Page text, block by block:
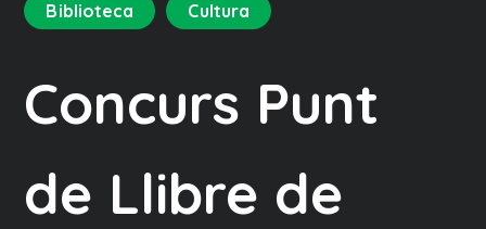
Biblioteca Cultura
Concurs Punt
de Llibre de